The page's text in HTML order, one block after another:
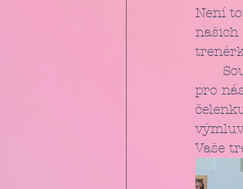
Není
našich
pro
Vaše